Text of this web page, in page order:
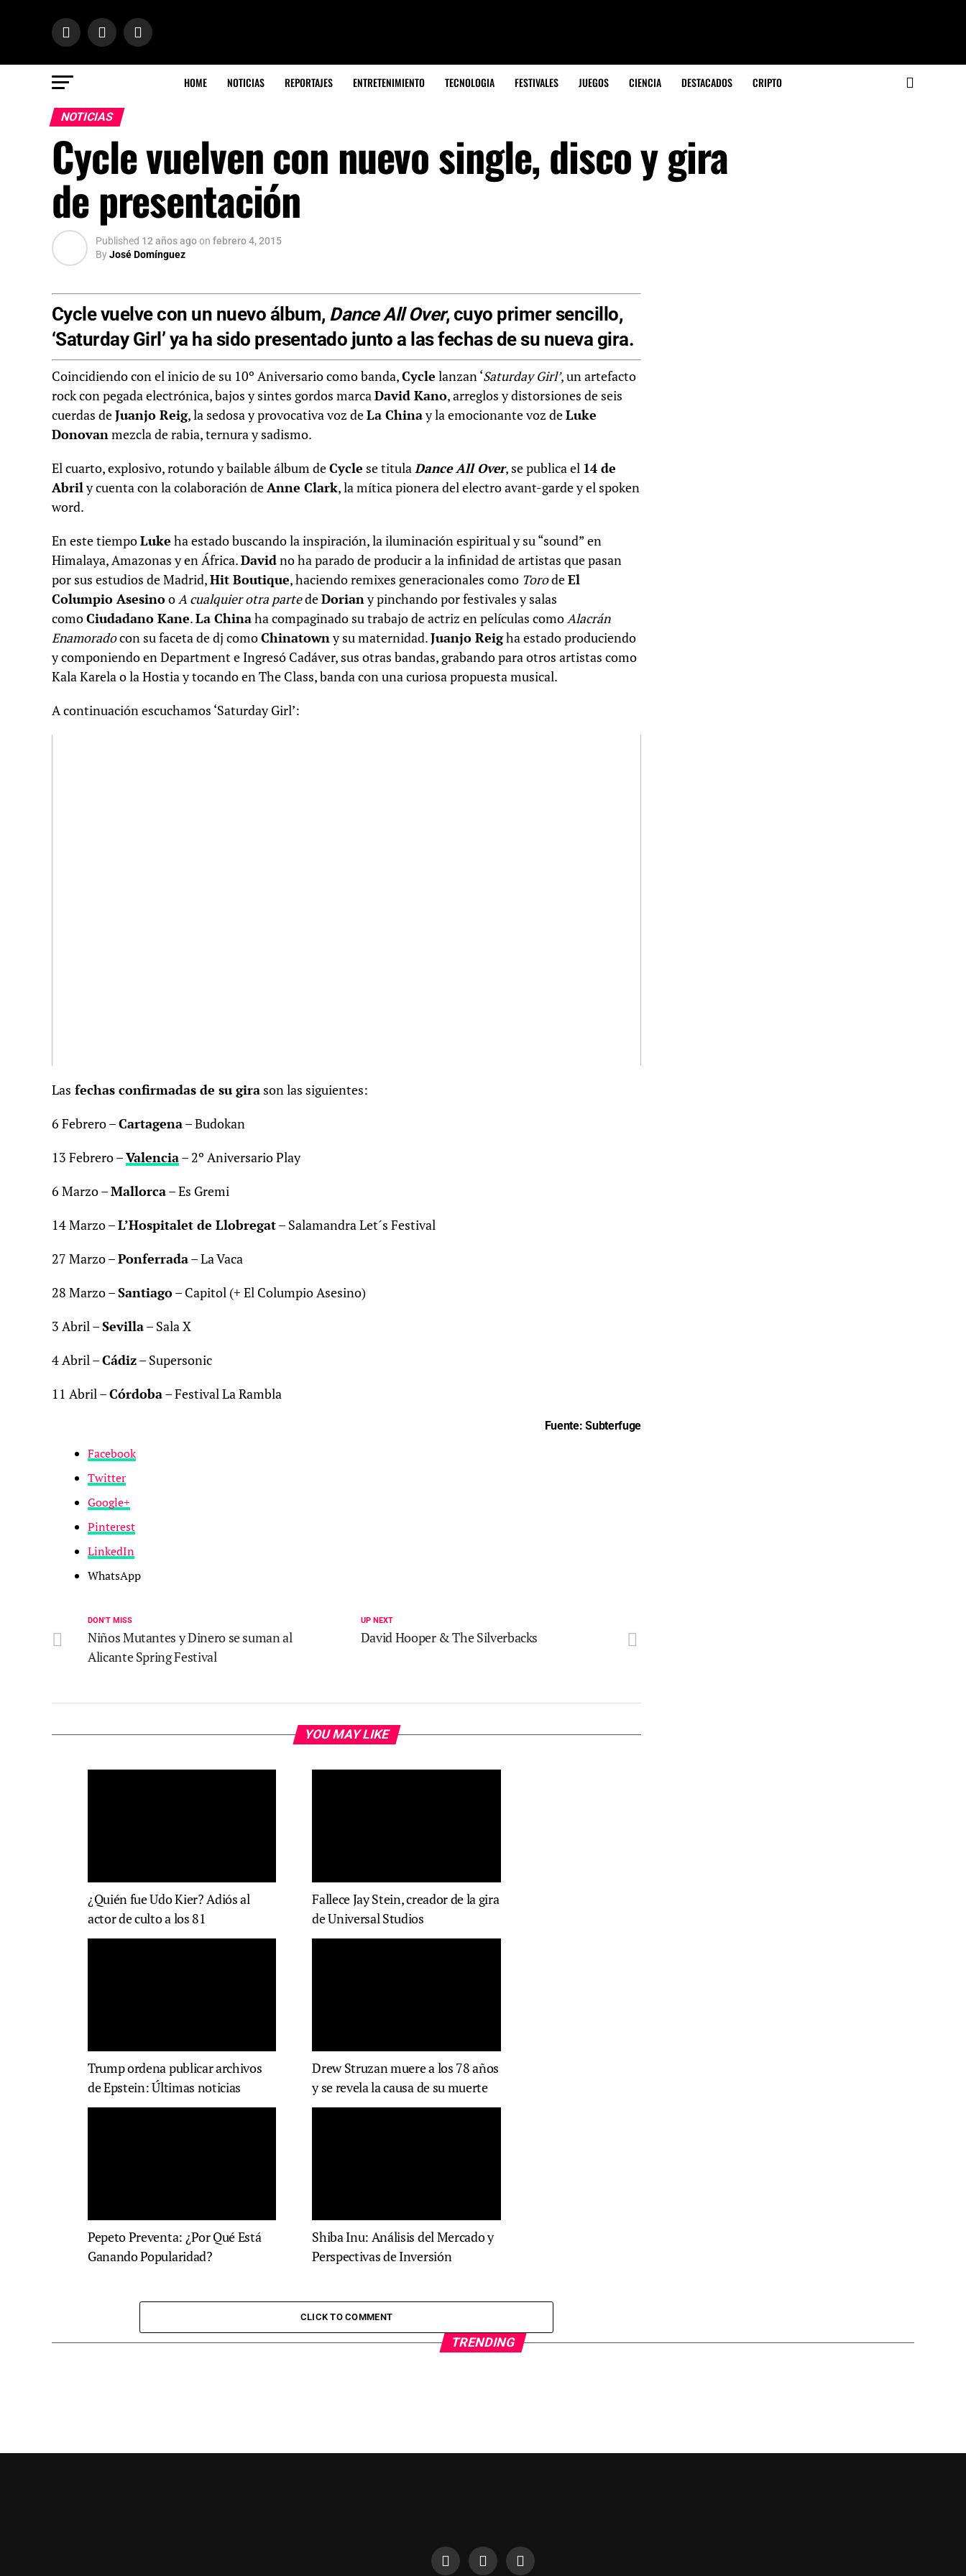
HOME NOTICIAS REPORTAJES ENTRETENIMIENTO TECNOLOGIA FESTIVALES JUEGOS CIENCIA DESTACADOS CRIPTO
NOTICIAS
Cycle vuelven con nuevo single, disco y gira
de presentación
Published 12 años agoon febrero 4, 2015
ByJosé Domínguez
Cycle vuelve con un nuevo álbum, Dance All Over, cuyo primer sencillo,
‘Saturday Girl’ ya ha sido presentado junto a las fechas de su nueva gira.
Coincidiendo con el inicio de su 10º Aniversario como banda,Cycle lanzan ‘Saturday Girl’, un artefacto
rock con pegada electrónica, bajos y sintes gordos marcaDavid Kano, arreglos y distorsiones de seis
cuerdas deJuanjo Reig, la sedosa y provocativa voz deLa Chinay la emocionante voz deLuke
Donovanmezcla de rabia, ternura y sadismo.
El cuarto, explosivo, rotundo y bailable álbum deCycle se titulaDance All Over, se publica el 14 de
Abrily cuenta con la colaboración deAnne Clark, la mítica pionera del electro avant-garde y el spoken
word.
En este tiempoLuke ha estado buscando la inspiración, la iluminación espiritual y su “sound” en
Himalaya, Amazonas y en África.Davidno ha parado de producir a la infinidad de artistas que pasan
por sus estudios de Madrid,Hit Boutique, haciendo remixes generacionales como TorodeEl
Columpio AsesinooA cualquier otra partedeDoriany pinchando por festivales y salas
comoCiudadano Kane.La Chinaha compaginado su trabajo de actriz en películas comoAlacrán
Enamoradocon su faceta de dj comoChinatowny su maternidad.Juanjo Reigha estado produciendo
y componiendo en Department e Ingresó Cadáver, sus otras bandas, grabando para otros artistas como
Kala Karela o la Hostia y tocando en The Class, banda con una curiosa propuesta musical.
A continuación escuchamos ‘Saturday Girl’:
Las fechas confirmadas de su gira son las siguientes:
6 Febrero –Cartagena– Budokan
13 Febrero –Valencia– 2º Aniversario Play
6 Marzo –Mallorca– Es Gremi
14 Marzo –L’Hospitalet de Llobregat– Salamandra Let´s Festival
27 Marzo –Ponferrada– La Vaca
28 Marzo –Santiago– Capitol (+ El Columpio Asesino)
3 Abril –Sevilla– Sala X
4 Abril –Cádiz– Supersonic
11 Abril –Córdoba– Festival La Rambla
Fuente: Subterfuge
Facebook
Twitter
Google+
Pinterest
LinkedIn
WhatsApp
UP NEXT
David Hooper & The Silverbacks
DON'T MISS
Niños Mutantes y Dinero se suman al
Alicante Spring Festival
YOU MAY LIKE
¿Quién fue Udo Kier? Adiós al
actor de culto a los 81
Fallece Jay Stein, creador de la gira
de Universal Studios
Trump ordena publicar archivos
de Epstein: Últimas noticias
Drew Struzan muere a los 78 años
y se revela la causa de su muerte
Pepeto Preventa: ¿Por Qué Está
Ganando Popularidad?
Shiba Inu: Análisis del Mercado y
Perspectivas de Inversión
CLICK TO COMMENT
TRENDING